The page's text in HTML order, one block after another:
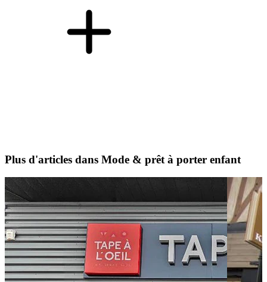
Plus d'articles dans Mode & prêt à porter enfant